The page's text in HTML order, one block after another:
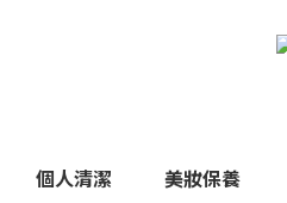
個人清潔 美妝保養